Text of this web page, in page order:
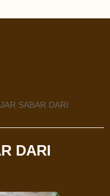
SABAR DARI
DARI